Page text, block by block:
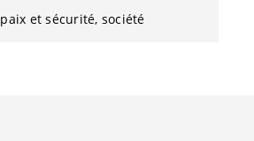
paix et sécurité société